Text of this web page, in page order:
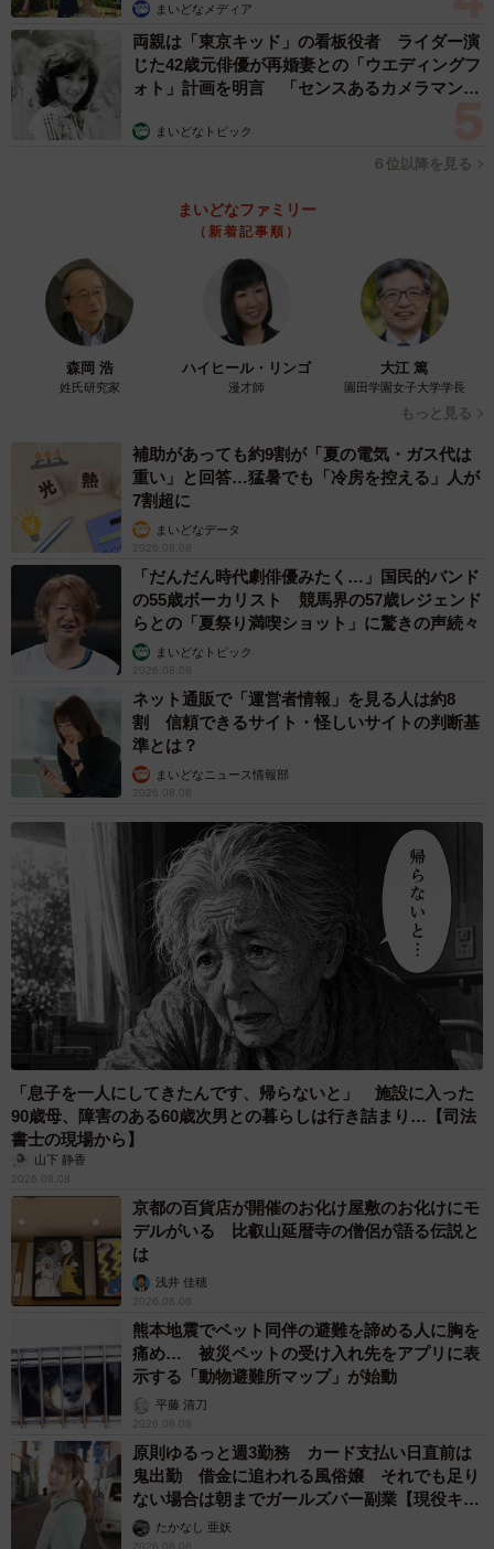
まいどなメディア
両親は「東京キッド」の看板役者 ライダー演
じた42歳元俳優が再婚妻との「ウエディングフ
ォト」計画を明言 「センスあるカメラマン求
まいどなトピック
６位以降を見る
まいどなファミリー
（新着記事順）
森岡 浩
姓氏研究家
ハイヒール・リンゴ
漫才師
大江 篤
園田学園女子大学学長
もっと見る
補助があっても約9割が「夏の電気・ガス代は
重い」と回答…猛暑でも「冷房を控える」人が
7割超に
まいどなデータ
2026.08.08
「だんだん時代劇俳優みたく…」国民的バンド
の55歳ボーカリスト 競馬界の57歳レジェンド
らとの「夏祭り満喫ショット」に驚きの声続々
まいどなトピック
2026.08.08
ネット通販で「運営者情報」を見る人は約8
割 信頼できるサイト・怪しいサイトの判断基
準とは？
まいどなニュース情報部
2026.08.08
「息子を一人にしてきたんです、帰らないと」 施設に入った
90歳母、障害のある60歳次男との暮らしは行き詰まり…【司法
書士の現場から】
山下 静香
2026.08.08
京都の百貨店が開催のお化け屋敷のお化けにモ
デルがいる 比叡山延暦寺の僧侶が語る伝説と
は
浅井 佳穂
2026.08.08
熊本地震でペット同伴の避難を諦める人に胸を
痛め… 被災ペットの受け入れ先をアプリに表
示する「動物避難所マップ」が始動
平藤 清刀
2026.08.08
原則ゆるっと週3勤務 カード支払い日直前は
鬼出勤 借金に追われる風俗嬢 それでも足り
ない場合は朝までガールズバー副業【現役キャ
ストに取材】
たかなし 亜妖
2026.08.08